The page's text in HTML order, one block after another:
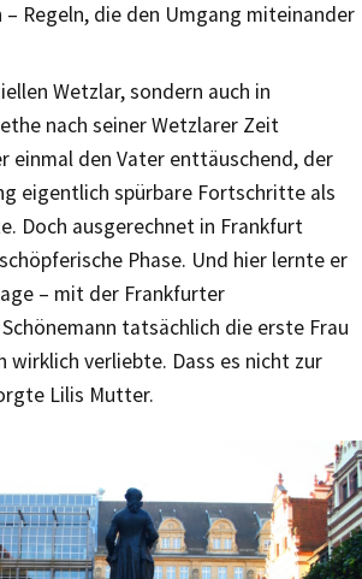
– Regeln, die den Umgang miteinander
Wetzlar, sondern auch in
nach seiner Wetzlarer Zeit
einmal den Vater enttäuschend, der
eigentlich spürbare Fortschritte als
Doch ausgerechnet in Frankfurt
Phase. Und hier lernte er
– mit der Frankfurter
tatsächlich die erste Frau
wirklich verliebte. Dass es nicht zur
Lilis Mutter.